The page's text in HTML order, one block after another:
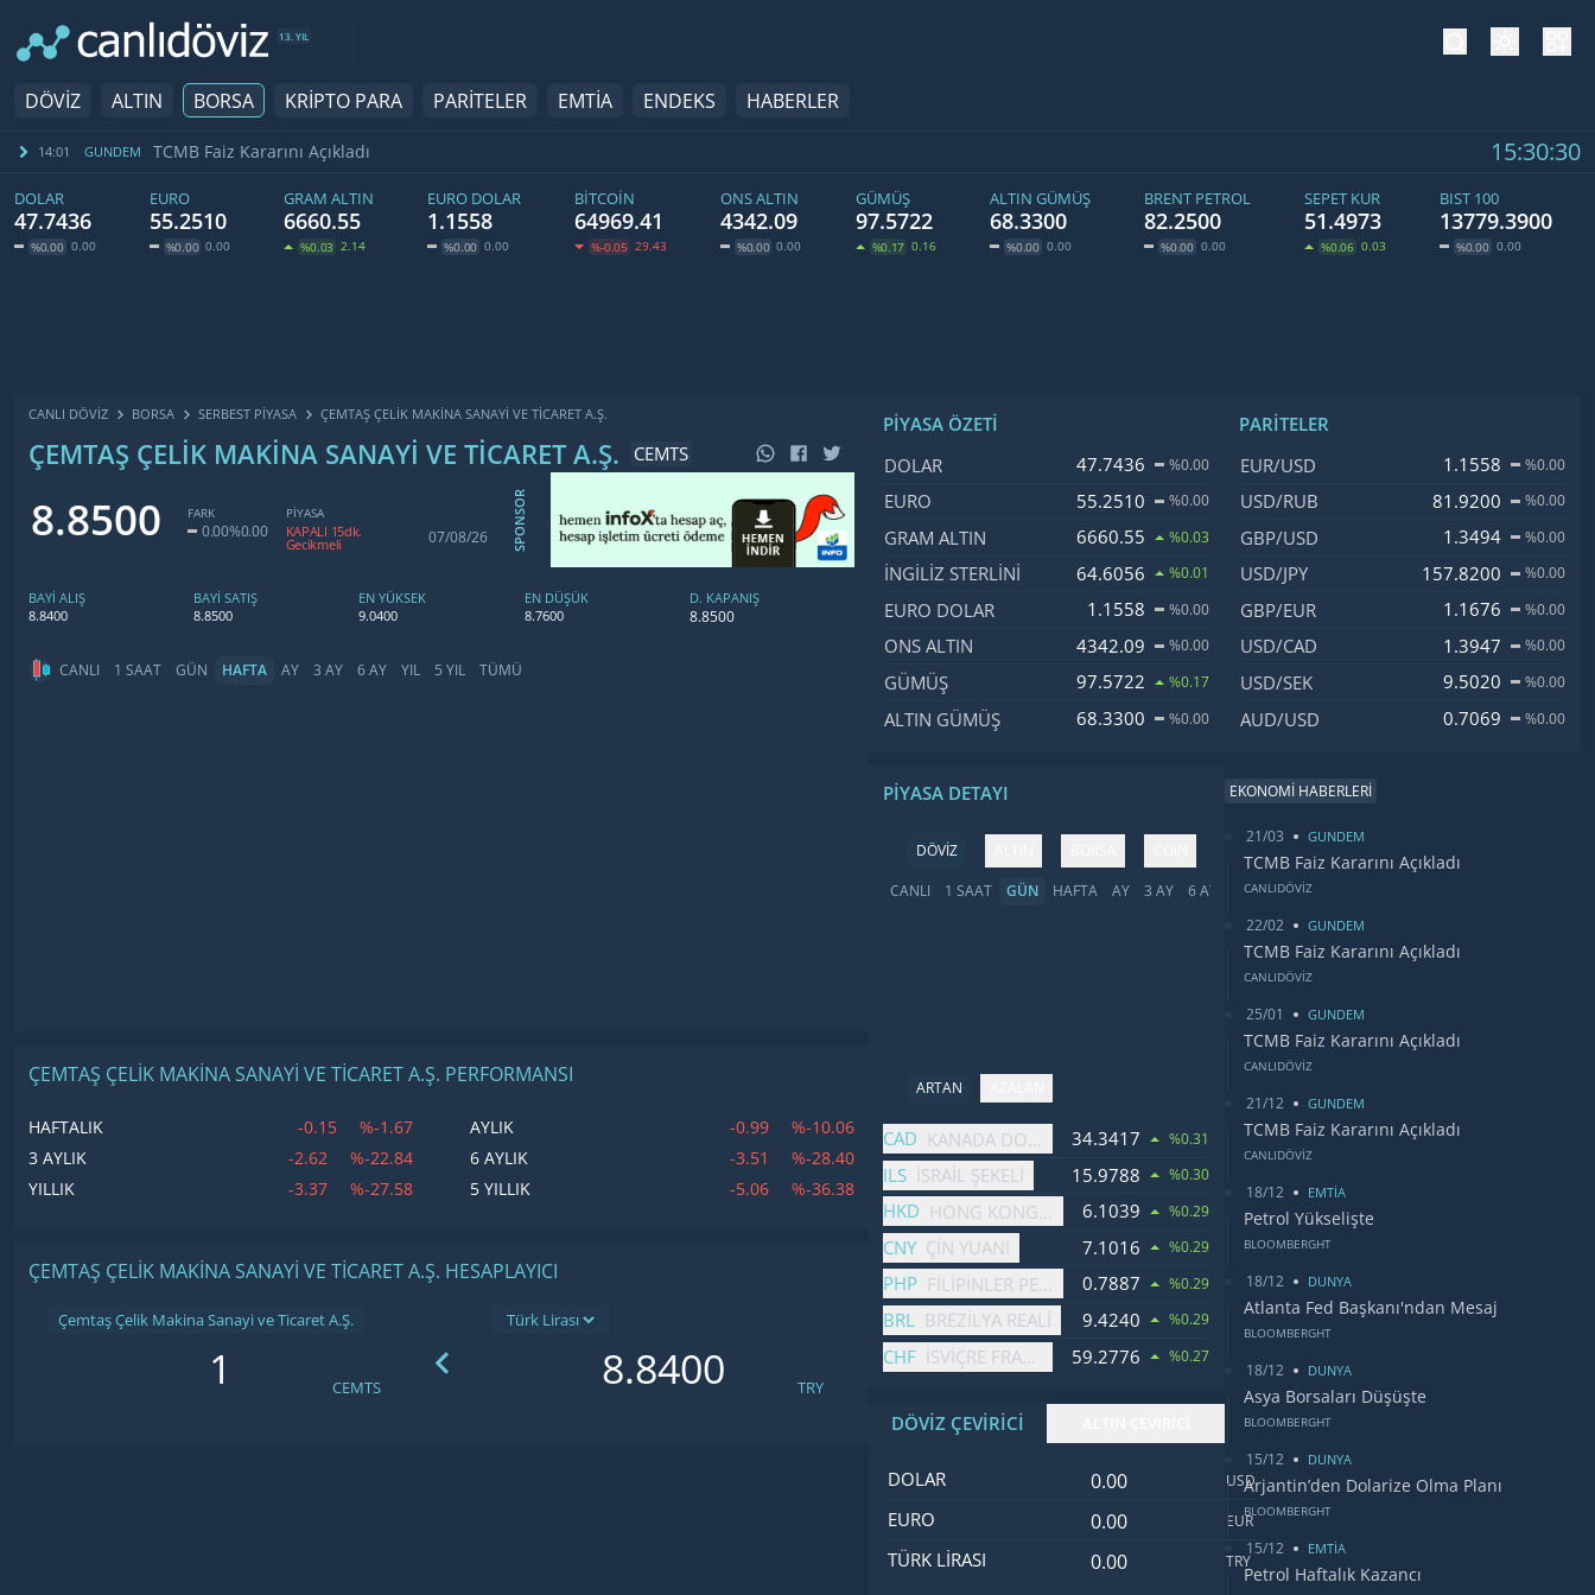
13. YIL
DÖVİZ ALTIN BORSA KRİPTO PARA PARİTELER EMTİA ENDEKS HABERLER
14:01 GUNDEM TCMB Faiz Kararını Açıkladı 15:30:31
DOLAR
47.7436
%0.00 0.00
EURO
55.2510
%0.00 0.00
GRAM ALTIN
6660.55
%0.03 2.14
EURO DOLAR
1.1558
%0.00 0.00
BITCOIN
64969.41
%-0.05 29.43
ONS ALTIN
4342.09
%0.00 0.00
GÜMÜŞ
97.5722
%0.17 0.16
ALTIN GÜMÜŞ
68.3300
%0.00 0.00
BRENT PETROL
82.2500
%0.00 0.00
SEPET KUR
51.4973
%0.06 0.03
BIST 100
13779.3900
%0.00 0.00
CANLI DÖVİZ BORSA SERBEST PIYASA ÇEMTAŞ ÇELIK MAKINA SANAYI VE TICARET A.Ş.
ÇEMTAŞ ÇELIK MAKINA SANAYI VE TICARET A.Ş. CEMTS
8.8500 FARK
0.00%0.00
PİYASA
KAPALI 15dk.
Gecikmeli 07/08/26 SPONSOR
BAYİ ALIŞ
8.8400
BAYİ SATIŞ
8.8500
EN YÜKSEK
9.0400
EN DÜŞÜK
8.7600
D. KAPANIŞ
8.8500
CANLI 1 SAAT GÜN HAFTA AY 3 AY 6 AY YIL 5 YIL TÜMÜ
ÇEMTAŞ ÇELIK MAKINA SANAYI VE TICARET A.Ş. PERFORMANSI
HAFTALIK -0.15 %-1.67 AYLIK -0.99
%-10.06
3 AYLIK
-2.62 %-22.84 6 AYLIK -3.51
%-28.40
YILLIK
-3.37 %-27.58 5 YILLIK -5.06 %-36.38
ÇEMTAŞ ÇELIK MAKINA SANAYI VE TICARET A.Ş. HESAPLAYICI
Çemtaş Çelik Makina Sanayi ve Ticaret A.Ş.
CEMTS TRY
PIYASA ÖZETI
İsim, Kod Fiyat, Değişim
DOLAR 47.7436 %0.00
EURO 55.2510 %0.00
GRAM ALTIN 6660.55 %0.03
İNGILIZ STERLINI 64.6056 %0.01
EURO DOLAR 1.1558 %0.00
ONS ALTIN 4342.09 %0.00
GÜMÜŞ 97.5722 %0.17
ALTIN GÜMÜŞ 68.3300 %0.00
PIYASA DETAYI
DÖVİZ
CANLI
1 SAAT GÜN HAFTA AY 3 AY 6 AY YIL 5 YIL TÜMÜ
ARTAN
İsim FiyatDeğişim
CAD KANADA DOLARI 34.3417 %0.31
ILS İSRAIL ŞEKELI 15.9788 %0.30
HKD HONG KONG DOLARI6.1039 %0.29
CNY ÇIN YUANI 7.1016 %0.29
PHP FILIPINLER PESOSU0.7887 %0.29
BRL BREZILYA REALI 9.4240 %0.29
CHF İSVIÇRE FRANGI 59.2776 %0.27
DÖVİZ ÇEVİRİCİ
İsimDeğer
DOLAR Dolar değeri USD
EURO Euro değeri EUR
TÜRK LIRASI Türk Lirası değeri
TRY
PARITELER
İsim, Kod Fiyat, Değişim
EUR/USD 1.1558 %0.00
USD/RUB 81.9200 %0.00
GBP/USD 1.3494 %0.00
USD/JPY 157.8200 %0.00
GBP/EUR 1.1676 %0.00
USD/CAD 1.3947 %0.00
USD/SEK 9.5020 %0.00
AUD/USD 0.7069 %0.00
EKONOMİ HABERLERİ
21/03 GUNDEM
TCMB Faiz Kararını Açıkladı
CANLIDÖVİZ
22/02 GUNDEM
TCMB Faiz Kararını Açıkladı
CANLIDÖVİZ
25/01 GUNDEM
TCMB Faiz Kararını Açıkladı
CANLIDÖVİZ
21/12 GUNDEM
TCMB Faiz Kararını Açıkladı
CANLIDÖVİZ
18/12 EMTİA
Petrol Yükselişte
BLOOMBERGHT
18/12 DUNYA
Atlanta Fed Başkanı'ndan Mesaj
BLOOMBERGHT
18/12 DUNYA
Asya Borsaları Düşüşte
BLOOMBERGHT
15/12 DUNYA
Arjantin’den Dolarize Olma Planı
BLOOMBERGHT
15/12 EMTİA
Petrol Haftalık Kazancı